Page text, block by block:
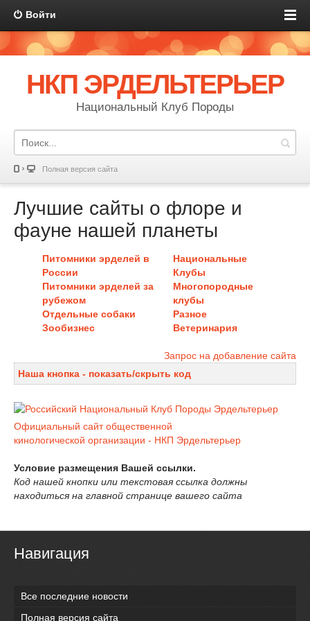
Войти
НКП ЭРДЕЛЬТЕРЬЕР
Национальный Клуб Породы
Полная версия сайта
Лучшие сайты о флоре и
фауне нашей планеты
Питомники эрделей в
России
Национальные
Клубы
Питомники эрделей за
рубежом
Многопородные
клубы
Отдельные собаки
Разное
Зообизнес
Ветеринария
Запрос на добавление сайта
Наша кнопка - показать/скрыть код
Официальный сайт общественной
кинологической организации - НКП Эрдельтерьер
Условие размещения Вашей ссылки.
Код нашей кнопки или текстовая ссылка должны
находиться на главной странице вашего сайта
Навигация
Все последние новости
Полная версия сайта